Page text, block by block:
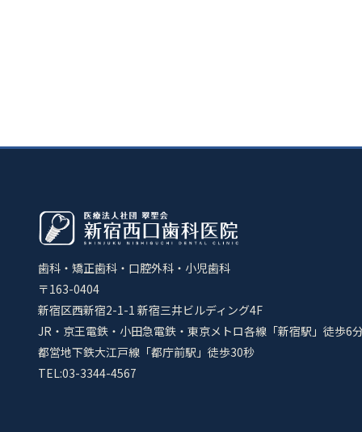
歯科・矯正歯科・口腔外科・小児歯科
〒163-0404
新宿区西新宿2-1-1 新宿三井ビルディング4F
JR・京王電鉄・小田急電鉄・東京メトロ各線「新宿駅」徒歩6
都営地下鉄大江戸線「都庁前駅」徒歩30秒
TEL:03-3344-4567